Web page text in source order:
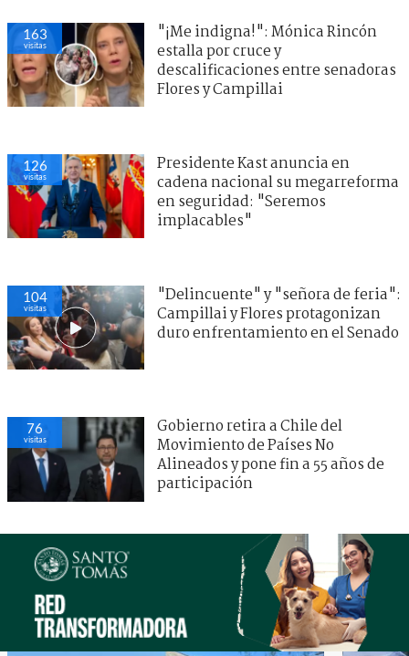
163
visitas
"¡Me indigna!": Mónica Rincón
estalla por cruce y
descalificaciones entre senadoras
Flores y Campillai
126
visitas
Presidente Kast anuncia en
cadena nacional su megarreforma
en seguridad: "Seremos
implacables"
104
visitas
"Delincuente" y "señora de feria":
Campillai y Flores protagonizan
duro enfrentamiento en el Senado
76
visitas
Gobierno retira a Chile del
Movimiento de Países No
Alineados y pone fin a 55 años de
participación